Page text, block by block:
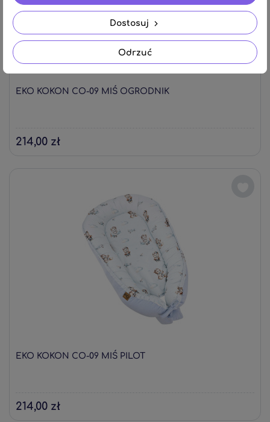
EKO KOKON CO-09 MIŚ OGRODNIK
214,00 zł
EKO KOKON CO-09 MIŚ PILOT
214,00 zł
Odrzuć
Dostosuj